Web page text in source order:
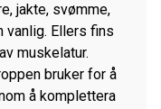
jakte, svømme,
vanlig. Ellers fins
muskelatur.
bruker for å
å komplettera